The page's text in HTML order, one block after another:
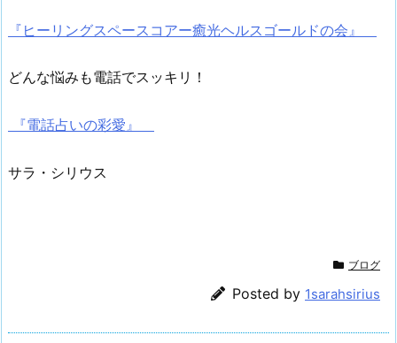
『ヒーリングスペースコアー癒光ヘルスゴールドの会』
どんな悩みも電話でスッキリ！
『電話占いの彩愛』
サラ・シリウス
ブログ
Posted by 1sarahsirius